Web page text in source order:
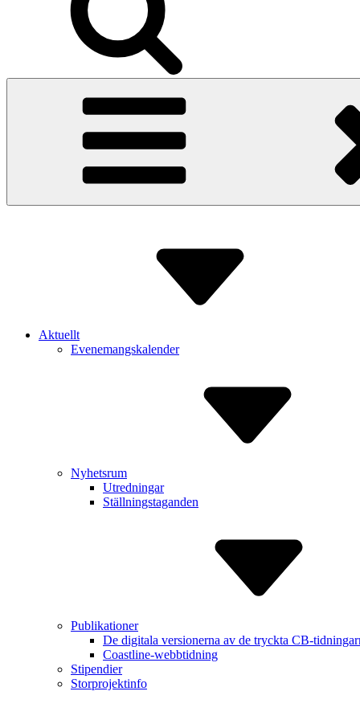
Aktuellt
Evenemangskalender
Nyhetsrum
Utredningar
Ställningstaganden
Publikationer
De digitala versionerna av de tryckta CB-
Coastline-webbtidning
Stipendier
Storprojektinfo